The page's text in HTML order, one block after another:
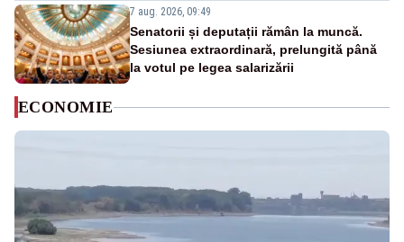
7 aug. 2026, 09:49
Senatorii și deputații rămân la muncă.
Sesiunea extraordinară, prelungită până
la votul pe legea salarizării
ECONOMIE